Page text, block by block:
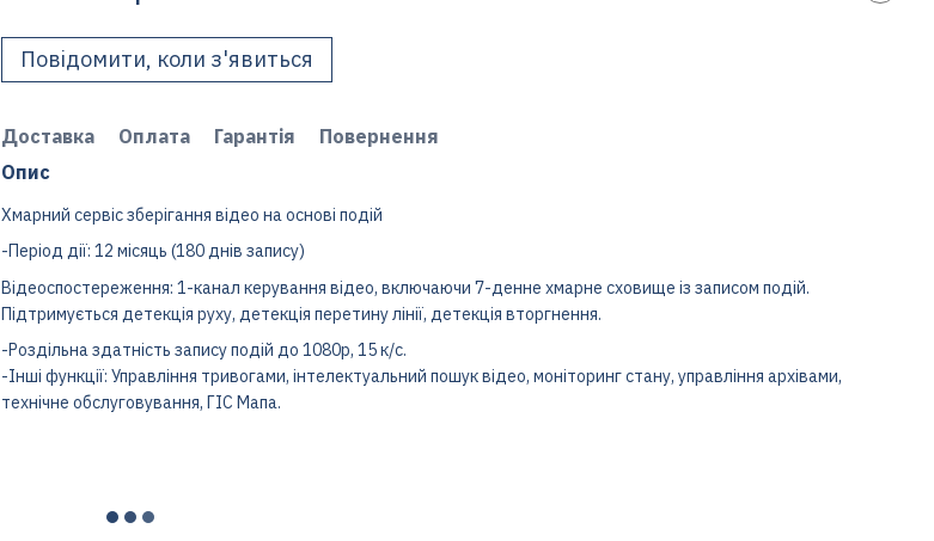
Повідомити, коли з'явиться
Доставка Оплата Гарантія
Повернення
Опис
Хмарний сервіс зберігання відео на основі подій
-Період дії: 12 місяць (180 днів запису)
Відеоспостереження: 1-канал керування відео, включаючи 7-денне хмарне сховище із записом подій.
Підтримується детекція руху, детекція перетину лінії, детекція вторгнення.
-Роздільна здатність запису подій до 1080p, 15 к/с.
-Інші функції: Управління тривогами, інтелектуальний пошук відео, моніторинг стану, управління архівами,
технічне обслуговування, ГІС Мапа.